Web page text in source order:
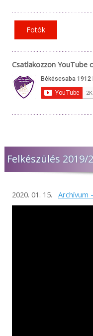
Fotók
Csatlakozzon YouTube
Felkészülés 2019/
2020. 01. 15. Archívum